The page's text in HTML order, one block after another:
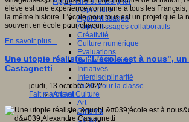
Apprendre
Apprentissages
Apprentissages collaboratifs
Créativité
Culture numérique
Evaluations
Individualisation
Initiatives
Interdisciplinarité
Outils pour la classe
Arts et Culture
Art
Cinéma
Culture
élève est une expérience commune à tous les
la même histoire. L’école pour tous est un projet que la
souvent en école pour chacun.
En savoir plus...
Une utopie réaliste, "L'école est à nous",
Castagnetti
jeudi, 13 octobre 2022
Fait marquant